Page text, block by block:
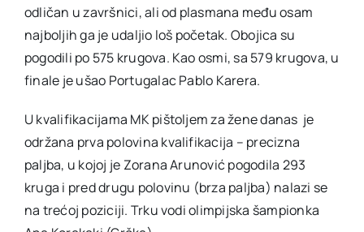
odličan u završnici, ali od plasmana među osam
najboljih ga je udaljio loš početak. Obojica su
pogodili po 575 krugova. Kao osmi, sa 579 krugova, u
finale je ušao Portugalac Pablo Karera.
U kvalifikacijama MK pištoljem za žene danas je
održana prva polovina kvalifikacija – precizna
paljba, u kojoj je Zorana Arunović pogodila 293
kruga i pred drugu polovinu (brza paljba) nalazi se
na trećoj poziciji. Trku vodi olimpijska šampionka